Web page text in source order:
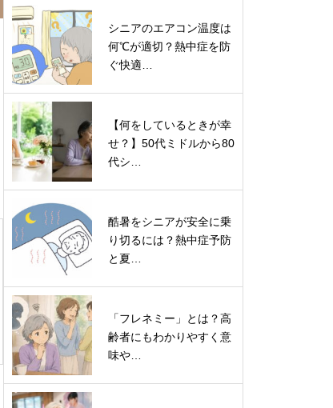
シニアのエアコン温度は
何℃が適切？熱中症を防
ぐ快適…
【何をしているときが幸
せ？】50代ミドルから80
代シ…
酷暑をシニアが安全に乗
り切るには？熱中症予防
と夏…
「フレネミー」とは？高
齢者にもわかりやすく意
味や…